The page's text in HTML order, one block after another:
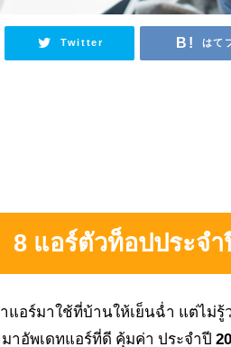
Twitter はて
8 แอร์ตัวท็อปประจำ
แอร์มาใช้ที่บ้านให้เย็นฉ่ำ แต่ไม่รู้
มาอัพเดทแอร์ที่ดี คุ้มค่า ประจำปี